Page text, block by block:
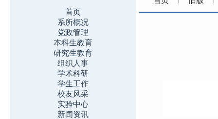
首页
系所概况
党政管理
本科生教育
研究生教育
组织人事
学术科研
学生工作
校友风采
实验中心
新闻资讯